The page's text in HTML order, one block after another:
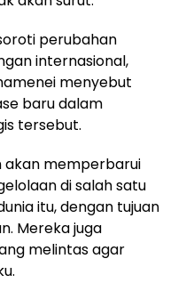
perubahan
internasional,
menyebut
baru dalam
tersebut.
akan memperbarui
di salah satu
itu, dengan tujuan
Mereka juga
melintas agar